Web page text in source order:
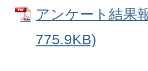
アンケート結果
775.9KB)